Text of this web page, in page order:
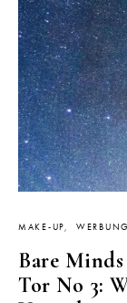
MAKE-UP
Bare
Tor No 3: